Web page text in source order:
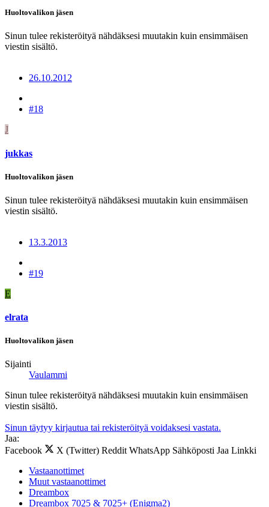
Huoltovalikon jäsen
Sinun tulee rekisteröityä nähdäksesi muutakin kuin ensimmäisen
viestin sisältö.
26.10.2012
#18
J
jukkas
Huoltovalikon jäsen
Sinun tulee rekisteröityä nähdäksesi muutakin kuin ensimmäisen
viestin sisältö.
13.3.2013
#19
E
elrata
Huoltovalikon jäsen
Sijainti
Vaulammi
Sinun tulee rekisteröityä nähdäksesi muutakin kuin ensimmäisen
viestin sisältö.
Sinun täytyy kirjautua tai rekisteröityä voidaksesi vastata.
Jaa:
Facebook
X (Twitter) Reddit WhatsApp Sähköposti Jaa Linkki
Vastaanottimet
Muut vastaanottimet
Dreambox
Dreambox 7025 & 7025+ (Enigma2)